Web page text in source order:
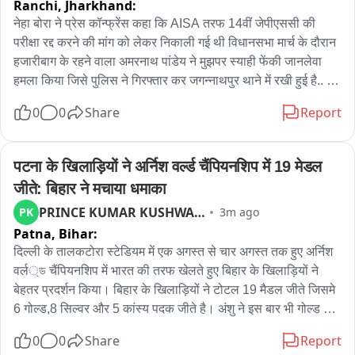
Ranchi, Jharkhand:
नेहा बोरा ने प्रेस कॉन्फ्रेंस कहा कि AISA तरफ 14वीं जेपीएससी की
परीक्षा रद्द करने की मांग को लेकर निकाली गई थी विधानसभा मार्च के दौरान
हजारीबाग के रहने वाला अमरनाथ पांडेय ने मुझपर स्याही फेंकी जानलेवा
हमला किया जिसे पुलिस ने गिरफ्तार कर जगन्नाथपुर थाने में रखी हुई है..
जयपाल सिंह मुंडा स्टेडियम में बैठे हुए है उनकी मांग है कि 14 वीं जेपीएससी
मांग के साथ हम है उसके साथ ही प्राइवेट एजेंसियों को परीक्षा का जिम्मा देने
के बजाय सरकार खुद अपने संस्थान से कराए इस मांग को लेकर हम लोग
विधानसभा घेराव मार्च हम लोगो ने निकाला थे उसी दौरान विनोबा भावे
यूनिवर्सिटी के BA ऑनर्स के छात्र ने पीछे से इंक हमारे ऊपर फेका
गया...जांच पर पता चला कि स्याही फेंकने वाला व्यक्ति RSS से जुड़ा हुआ है
और स्याही फेंकने के बाद जय श्री राम का नारा लगाया गया है...बीजेपी क्यों
हमारे प्रोटेस्ट से नाराज है जिसकी वजह से हमारे ऊपर स्याही फेंका
गया...इंडी गठबंधन के सभी दलों को छात्रों के आंदोलन का समर्थन करना
चाहिए मार्च में हमारे ऊपर जानलेवा हमला हुआ इसपर पुलिस क्या कार्रवाई
विधानसभा मार्च में AISA का समर्थन रहेगा लेकिन मै इस मार्च में नहीं रहूंगी..
0 0 Share Report
पटना के खिलाड़ियों ने अर्निश वर्ल्ड चैंपियनशिप में 19 मेडल
जीते: बिहार ने मचाया धमाका
PK PRINCE KUMAR KUSHWAHA 3m ago
Patna, Bihar:
दिल्ली के तालकटोरा स्टेडियम में एक अगस्त से चार अगस्त तक हुए अर्निश
वर्ल্ড चैंपियनशिप में भारत की तरफ खेलते हुए बिहार के खिलाड़ियों ने
बेहतर प्रदर्शन किया। बिहार के खिलाड़ियों ने टोटल 19 मैडल जीते जिसमे
6 गोल्ड,8 सिल्वर और 5 कांस्य पदक जीते है। अंशु ने इस बार भी गोल्ड
पटना पहुचने पर बैंड बाजे के साथ स्वागत किया गया।अंशु ने बताया कि
0 0 Share Report